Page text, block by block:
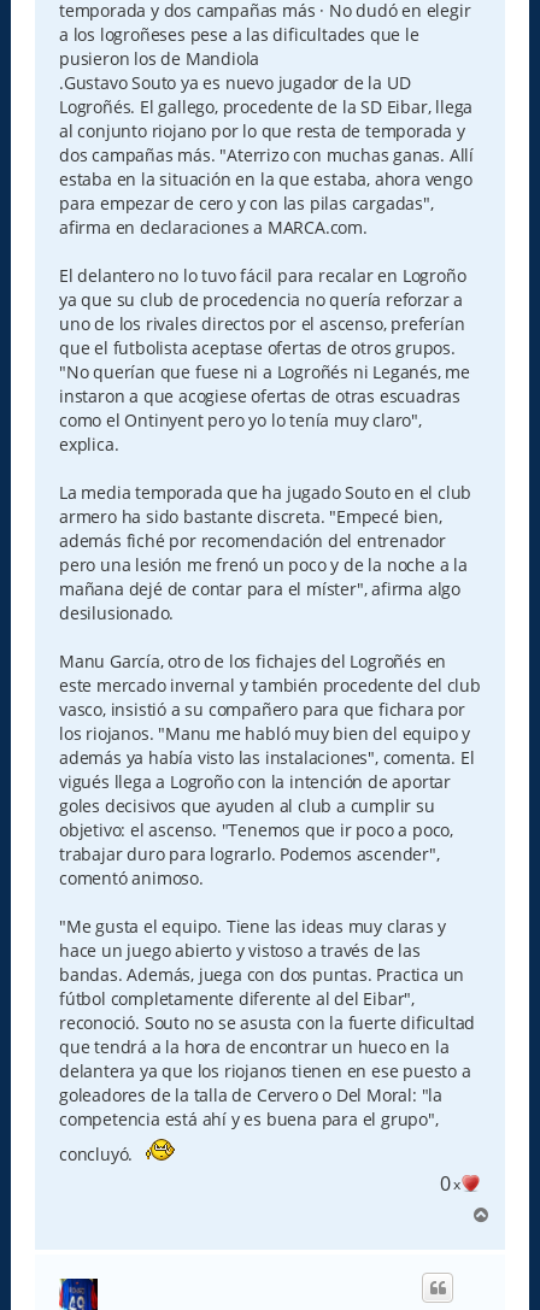
temporada y dos campañas más · No dudó en elegir
a los logroñeses pese a las dificultades que le
pusieron los de Mandiola
.Gustavo Souto ya es nuevo jugador de la UD
Logroñés. El gallego, procedente de la SD Eibar, llega
al conjunto riojano por lo que resta de temporada y
dos campañas más. "Aterrizo con muchas ganas. Allí
estaba en la situación en la que estaba, ahora vengo
para empezar de cero y con las pilas cargadas",
afirma en declaraciones a MARCA.com.
El delantero no lo tuvo fácil para recalar en Logroño
ya que su club de procedencia no quería reforzar a
uno de los rivales directos por el ascenso, preferían
que el futbolista aceptase ofertas de otros grupos.
"No querían que fuese ni a Logroñés ni Leganés, me
instaron a que acogiese ofertas de otras escuadras
como el Ontinyent pero yo lo tenía muy claro",
explica.
La media temporada que ha jugado Souto en el club
armero ha sido bastante discreta. "Empecé bien,
además fiché por recomendación del entrenador
pero una lesión me frenó un poco y de la noche a la
mañana dejé de contar para el míster", afirma algo
desilusionado.
Manu García, otro de los fichajes del Logroñés en
este mercado invernal y también procedente del club
vasco, insistió a su compañero para que fichara por
los riojanos. "Manu me habló muy bien del equipo y
además ya había visto las instalaciones", comenta. El
vigués llega a Logroño con la intención de aportar
goles decisivos que ayuden al club a cumplir su
objetivo: el ascenso. "Tenemos que ir poco a poco,
trabajar duro para lograrlo. Podemos ascender",
comentó animoso.
"Me gusta el equipo. Tiene las ideas muy claras y
hace un juego abierto y vistoso a través de las
bandas. Además, juega con dos puntas. Practica un
fútbol completamente diferente al del Eibar",
reconoció. Souto no se asusta con la fuerte dificultad
que tendrá a la hora de encontrar un hueco en la
delantera ya que los riojanos tienen en ese puesto a
goleadores de la talla de Cervero o Del Moral: "la
competencia está ahí y es buena para el grupo",
concluyó.
0x
r